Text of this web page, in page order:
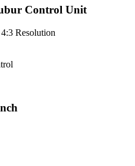
Control Unit
Resolution